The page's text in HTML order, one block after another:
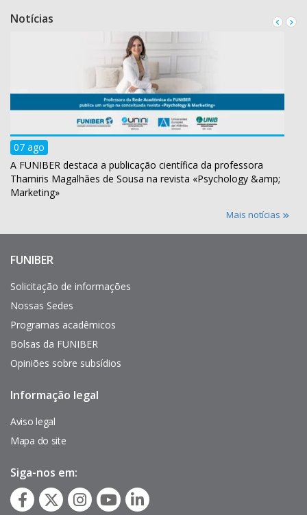
Notícias
07 ago
A FUNIBER destaca a publicação científica da professora
Thamiris Magalhães de Sousa na revista «Psychology &amp;
Marketing»
Mais notícias
Enlaces
interés
FUNIBER
Solicitação de informações
Nossas Sedes
Programas acadêmicos
Bolsas da FUNIBER
Opiniões sobre subsídios
Pie
página
Informação legal
Aviso legal
Mapa do site
Siga-nos em: